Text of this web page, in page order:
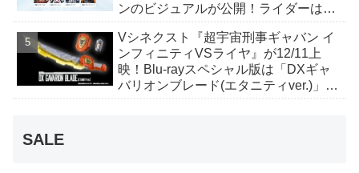
ンのビジュアルが公開！ライダーは子
Vシネクスト『超宇宙刑事ギャバン イ
ンフィニティVSライヤ』が12/11上
映！Blu-rayスペシャル版は「DXギャ
バリオンブレード(エタニティver.)」
SALE